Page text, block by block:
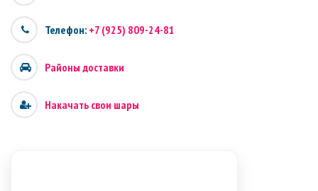
Телефон: +7 (925) 809-24-81
Районы доставки
Накачать свои шары